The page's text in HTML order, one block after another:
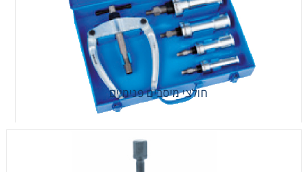
חולצי מיסבים פנימיים
חולצי מיסבים פנימיים